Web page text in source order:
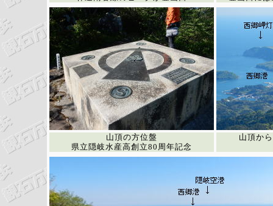
山頂の方位盤
県立隠岐水産高創立80周年記念
山頂か